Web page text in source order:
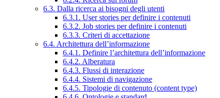
6.3. Dalla ricerca ai bisogni degli utenti
6.3.1. User stories per definire i contenuti
6.3.2. Job stories per definire i contenuti
6.3.3. Criteri di accettazione
6.4. Architettura dell’informazione
6.4.1. Definire l’architettura dell’informazione
6.4.2. Alberatura
6.4.3. Flussi di interazione
6.4.4. Sistemi di navigazione
6.4.5. Tipologie di contenuto (content type)